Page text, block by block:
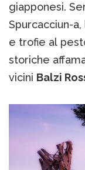
giapponesi.
Spurcacciun-
e trofie al
storiche
vicini Balzi